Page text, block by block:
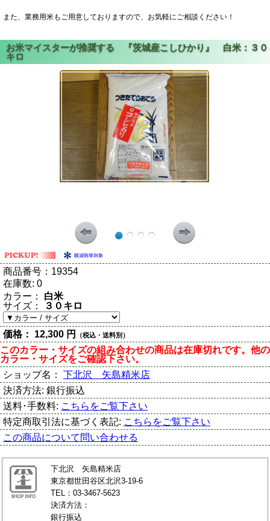
また、業務用米もご用意しておりますので、お気軽にご相談ください！
商品番号： 19354
在庫数: 0
カラー：
白米
サイズ：
３０キロ
価格： 12,300 円 （税込・送料別）
このカラー・サイズの組み合わせの商品は在庫切れです。他の
カラー・サイズをご確認下さい。
ショップ名： 下北沢 矢島精米店
決済方法: 銀行振込
送料･手数料: こちらをご覧下さい
特定商取引法に基づく表記: こちらをご覧下さい
この商品について問い合わせる
下北沢 矢島精米店
東京都世田谷区北沢3-19-6
TEL：03-3467-5623
決済方法：
銀行振込